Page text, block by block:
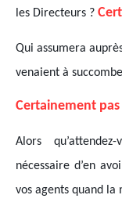
les Directeurs ?
Qui assumera
venaient à
Certainement pas
Alors
nécessaire d’en
vos agents quand la